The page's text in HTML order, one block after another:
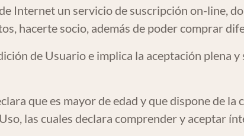
Internet un servicio de suscripción on-line,
hacerte socio, además de poder comprar
de Usuario e implica la aceptación plena
que es mayor de edad y que dispone de la
las cuales declara comprender y aceptar